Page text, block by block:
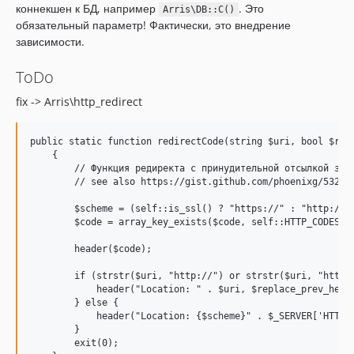
коннекшен к БД, например
Arris\DB::C() . Это
обязательный параметр! Фактически, это внедрение
зависимости.
ToDo
fix -> Arris\http_redirect
public static function redirectCode(string $uri, bool
    {
// Функция редиректа с принудительной отсылкой
// see also https://gist.github.com/phoenixg/
$scheme = (self::is_ssl() ? "https://" : "http://
$code = array_key_exists($code,
        header($code);
if (strstr($uri, "http://") or strstr($uri,
header("Location: " . $uri,
        } else {
header("Location: {$scheme}" .
        }
        exit(0);